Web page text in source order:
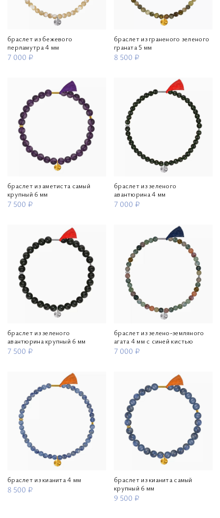
браслет из бежевого
перламутра 4 мм
7 000 ₽
браслет из граненого зеленого
граната 5 мм
8 500 ₽
браслет из аметиста самый
крупный 6 мм
7 500 ₽
браслет из зеленого
авантюрина 4 мм
7 000 ₽
браслет из зеленого
авантюрина крупный 6 мм
7 500 ₽
браслет из зелено-земляного
агата 4 мм с синей кистью
7 000 ₽
браслет из кианита 4 мм
8 500 ₽
браслет из кианита самый
крупный 6 мм
9 500 ₽